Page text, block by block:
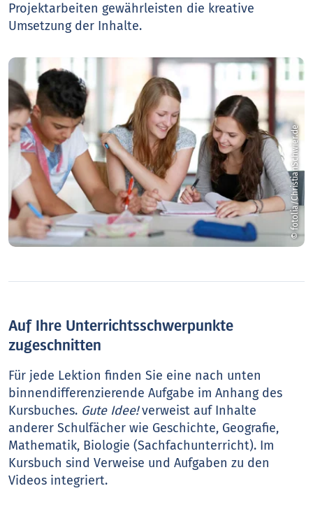
Projektarbeiten gewährleisten die kreative
Umsetzung der Inhalte.
© fotolia/ChristianSchwier.de
Auf Ihre Unterrichtsschwerpunkte
zugeschnitten
Für jede Lektion finden Sie eine nach unten
binnendifferenzierende Aufgabe im Anhang des
Kursbuches. Gute Idee!verweist auf Inhalte
anderer Schulfächer wie Geschichte, Geografie,
Mathematik, Biologie (Sachfachunterricht). Im
Kursbuch sind Verweise und Aufgaben zu den
Videos integriert.